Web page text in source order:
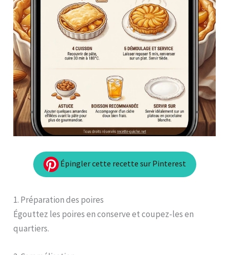
Épingler cette recette sur Pinterest
1. Préparation des poires
Égouttez les poires en conserve et coupez-les en
quartiers.